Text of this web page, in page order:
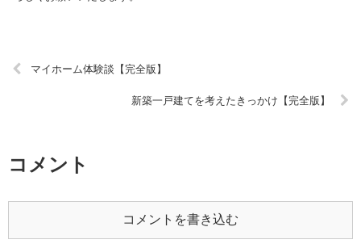
マイホーム体験談【完全版】
新築一戸建てを考えたきっかけ【完全版】
コメント
コメントを書き込む